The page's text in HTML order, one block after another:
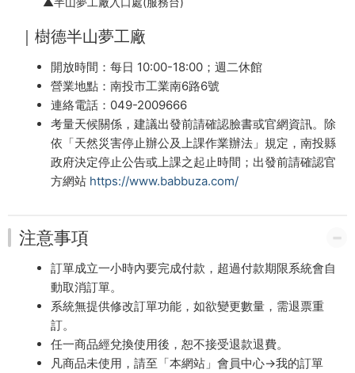
｜樹德半山夢工廠
開放時間：每日 10:00-18:00；週二休館
營業地點：南投市工業南6路6號
連絡電話：049-2009666
考量天候關係，建議出發前請確認臉書或官網資訊。除
依「天然災害停止辦公及上課作業辦法」規定，南投縣
政府決定停止公告或上課之起止時間；出發前請確認官
方網站 https://www.babbuza.com/
注意事項
訂單成立一小時內要完成付款，超過付款期限系統會自
動取消訂單。
系統無提供修改訂單功能，如欲變更數量，需退票重
訂。
任一商品經兌換使用後，恕不接受退款退費。
凡商品未使用，請至「本網站」會員中心→我的訂單